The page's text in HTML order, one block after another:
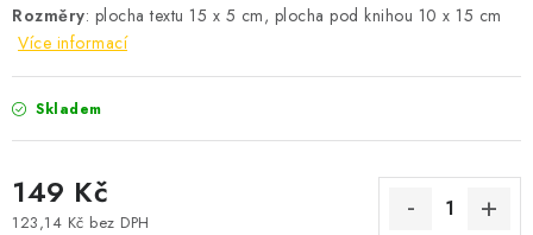
Rozměry: plocha textu 15 x 5 cm, plocha pod knihou 10 x 15 cm
Více informací
Skladem
149 Kč
123,14 Kč bez DPH